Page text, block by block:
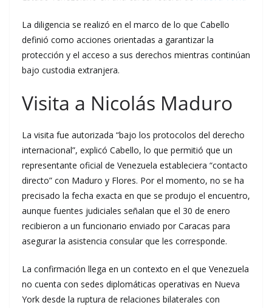
La diligencia se realizó en el marco de lo que Cabello
definió como acciones orientadas a garantizar la
protección y el acceso a sus derechos mientras continúan
bajo custodia extranjera.
Visita a Nicolás Maduro
La visita fue autorizada “bajo los protocolos del derecho
internacional”, explicó Cabello, lo que permitió que un
representante oficial de Venezuela estableciera “contacto
directo” con Maduro y Flores. Por el momento, no se ha
precisado la fecha exacta en que se produjo el encuentro,
aunque fuentes judiciales señalan que el 30 de enero
recibieron a un funcionario enviado por Caracas para
asegurar la asistencia consular que les corresponde.
La confirmación llega en un contexto en el que Venezuela
no cuenta con sedes diplomáticas operativas en Nueva
York desde la ruptura de relaciones bilaterales con